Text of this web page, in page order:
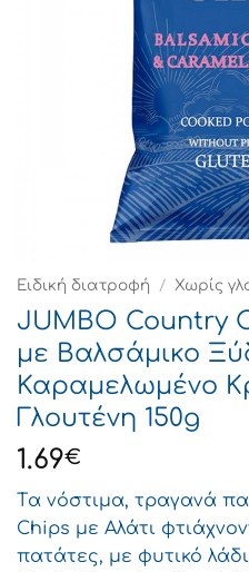
Ειδική διατροφή / Χωρίς
JUMBO Country
με Βαλσάμικο
Καραμελωμένο
Γλουτένη 150g
1.69€
Tα νόστιμα, τραγανά
Chips με Αλάτι
πατάτες, με φυτικό λάδι